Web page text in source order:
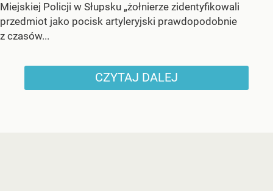
Miejskiej Policji w Słupsku „żołnierze zidentyfikowali
przedmiot jako pocisk artyleryjski prawdopodobnie
z czasów...
CZYTAJ DALEJ